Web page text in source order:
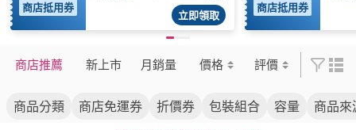
商店抵用券
立即領取
商店抵用券
商店推薦 新上市 月銷量 價格 評價
商品分類 商店免運券 折價券 包裝組合 容量 商品來